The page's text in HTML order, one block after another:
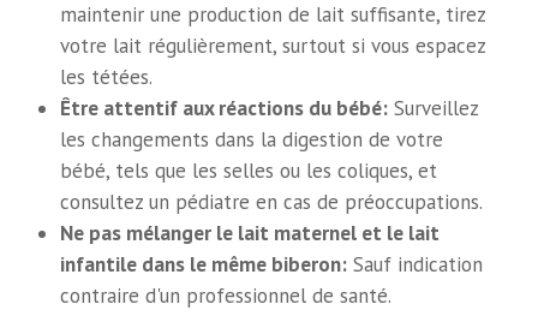
maintenir une production de lait suffisante, tirez
votre lait régulièrement, surtout si vous espacez
les tétées.
Être attentif aux réactions du bébé: Surveillez
les changements dans la digestion de votre
bébé, tels que les selles ou les coliques, et
consultez un pédiatre en cas de préoccupations.
Ne pas mélanger le lait maternel et le lait
infantile dans le même biberon: Sauf indication
contraire d'un professionnel de santé.